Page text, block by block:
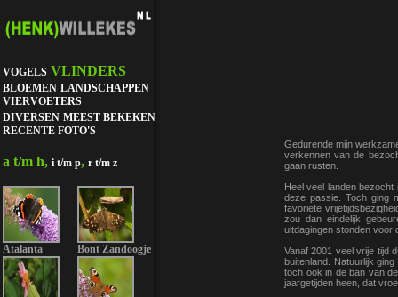
VOGELS VLINDERS
BLOEMEN LANDSCHAPPEN
VIERVOETERS
DIVERSEN MEEST BEKEKEN
RECENTE FOTO'S
a t/m h, i t/m p, r t/m z
Atalanta Bont Zandoogje
Gedurende mijn
verkennen van de
gaan rusten.
Heel veel landen
deze passie. Toch ging
favoriete
zou dan eindelijk
uitdagingen stonden voor
Vanaf 2001 veel vrije tijd
buitenland. Natuurlijk
toch ook in de ban van
jaargetijden heen, dat